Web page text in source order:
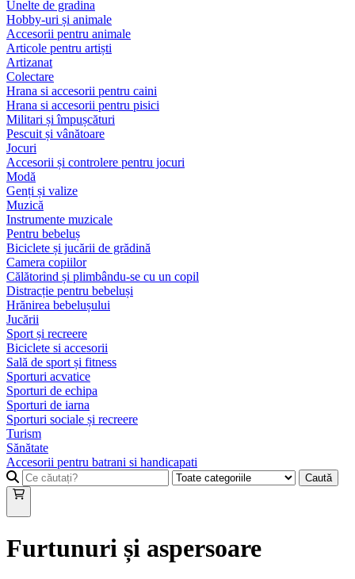
Unelte de gradina
Hobby-uri și animale
Accesorii pentru animale
Articole pentru artiști
Artizanat
Colectare
Hrana si accesorii pentru caini
Hrana si accesorii pentru pisici
Militari și împușcături
Pescuit și vânătoare
Jocuri
Accesorii și controlere pentru jocuri
Modă
Genți și valize
Muzică
Instrumente muzicale
Pentru bebeluș
Biciclete și jucării de grădină
Camera copiilor
Călătorind și plimbându-se cu un copil
Distracție pentru bebeluși
Hrănirea bebelușului
Jucării
Sport și recreere
Biciclete si accesorii
Sală de sport și fitness
Sporturi acvatice
Sporturi de echipa
Sporturi de iarna
Sporturi sociale și recreere
Turism
Sănătate
Accesorii pentru batrani si handicapati
Caută
Furtunuri și aspersoare